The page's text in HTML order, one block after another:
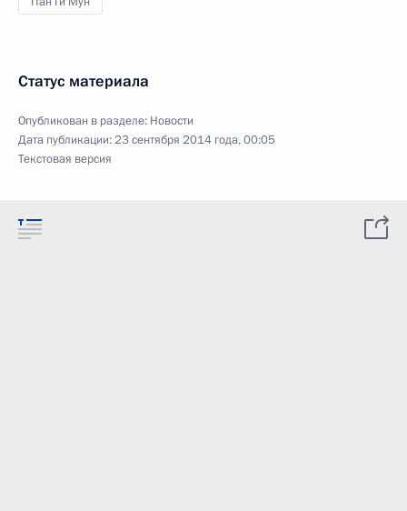
Статус материала
Опубликован в разделе: Новости
Дата публикации:23 сентября 2014 года, 00:05
Текстовая версия